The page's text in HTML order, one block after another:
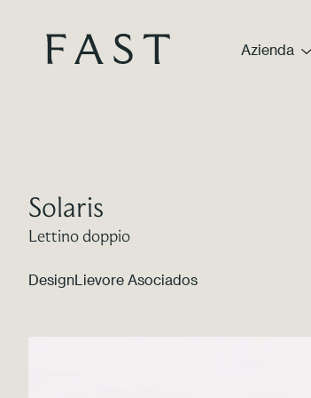
Azienda
Solaris
Lettino doppio
DesignLievore Asociados